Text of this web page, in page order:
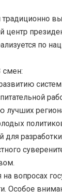
центр
по
смен:
лучших
для
вопросах
Особое